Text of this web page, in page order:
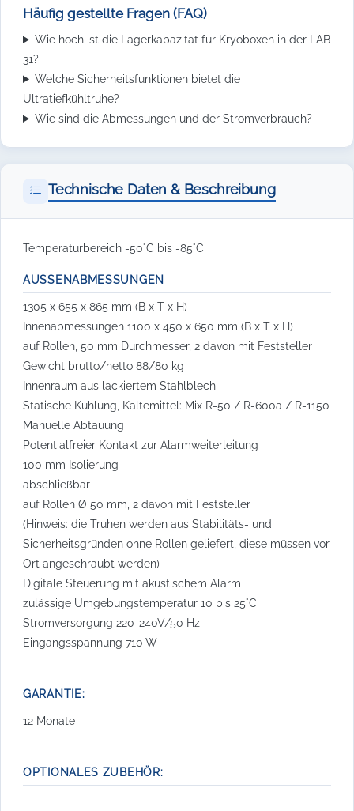
Häufig gestellte Fragen (FAQ)
Wie hoch ist die Lagerkapazität für Kryoboxen in der LAB
31?
Welche Sicherheitsfunktionen bietet die
Ultratiefkühltruhe?
Wie sind die Abmessungen und der Stromverbrauch?
Technische Daten & Beschreibung
Temperaturbereich -50°C bis -85°C
AUSSENABMESSUNGEN
1305 x 655 x 865 mm (B x T x H)
Innenabmessungen 1100 x 450 x 650 mm (B x T x H)
auf Rollen, 50 mm Durchmesser, 2 davon mit Feststeller
Gewicht brutto/netto 88/80 kg
Innenraum aus lackiertem Stahlblech
Statische Kühlung, Kältemittel: Mix R-50 / R-600a / R-1150
Manuelle Abtauung
Potentialfreier Kontakt zur Alarmweiterleitung
100 mm Isolierung
abschließbar
auf Rollen Ø 50 mm, 2 davon mit Feststeller
(Hinweis: die Truhen werden aus Stabilitäts- und
Sicherheitsgründen ohne Rollen geliefert, diese müssen vor
Ort angeschraubt werden)
Digitale Steuerung mit akustischem Alarm
zulässige Umgebungstemperatur 10 bis 25°C
Stromversorgung 220-240V/50 Hz
Eingangsspannung 710 W
GARANTIE:
12 Monate
OPTIONALES ZUBEHÖR: